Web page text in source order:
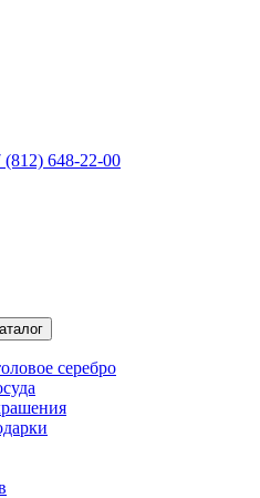
(812) 648-22-00
серебро